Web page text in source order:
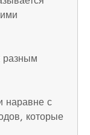
разным
наравне с
которые